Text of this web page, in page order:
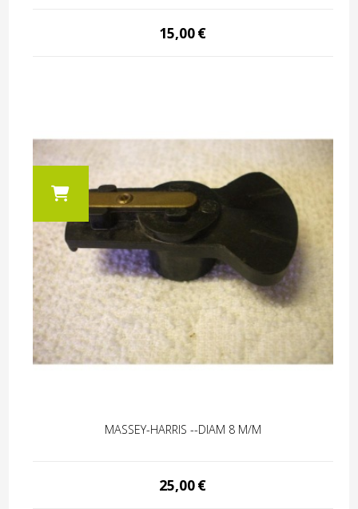
15,00€
MASSEY-HARRIS --DIAM 8 M/M
25,00€